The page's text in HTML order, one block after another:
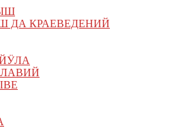
ДА КРАЕВЕДЕНИЙ